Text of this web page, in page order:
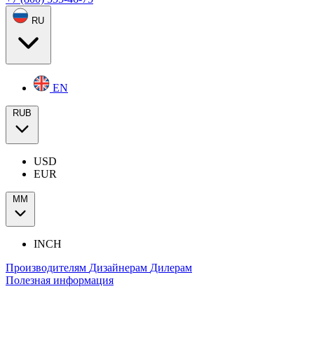
RU
EN
RUB
USD
EUR
ММ
INCH
Производителям Дизайнерам Дилерам
Полезная информация